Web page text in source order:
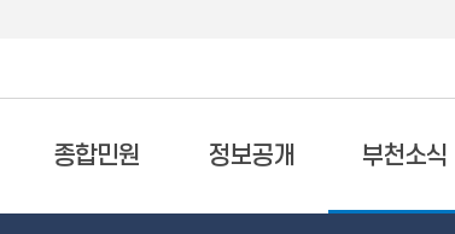
종합민원 정보공개 부천소식